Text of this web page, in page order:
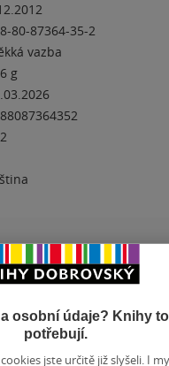
80-87364-35-2
vazba
g
a recenze
z5
osobní údaje? Knihy to
potřebují.
jste určitě již slyšeli. I